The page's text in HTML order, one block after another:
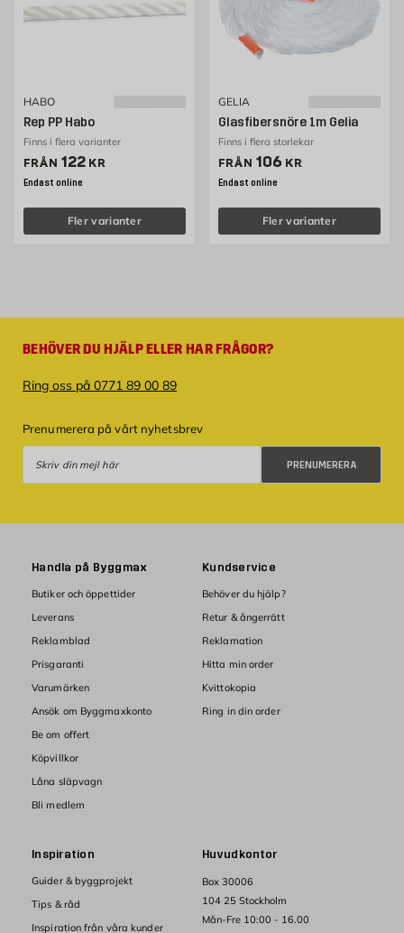
HABO
Rep PP Habo
Finns i flera varianter
FRÅN Pris 122 kr
122 KR
Endast online
Fler varianter
GELIA
Glasfibersnöre 1m Gelia
Finns i flera storlekar
FRÅN Pris 106 kr
106 KR
Endast online
Fler varianter
BEHÖVER DU HJÄLP ELLER HAR FRÅGOR?
Ring oss på 0771 89 00 89
Prenumerera på vårt nyhetsbrev
PRENUMERERA
Huvudkontor
Box 30006
104 25 Stockholm
Mån-Fre 10:00 - 16.00
Handla på Byggmax
Butiker och öppettider
Leverans
Reklamblad
Prisgaranti
Varumärken
Ansök om Byggmaxkonto
Be om offert
Köpvillkor
Låna släpvagn
Bli medlem
Kundservice
Behöver du hjälp?
Retur & ångerrätt
Reklamation
Hitta min order
Kvittokopia
Ring in din order
Inspiration
Guider & byggprojekt
Tips & råd
Inspiration från våra kunder